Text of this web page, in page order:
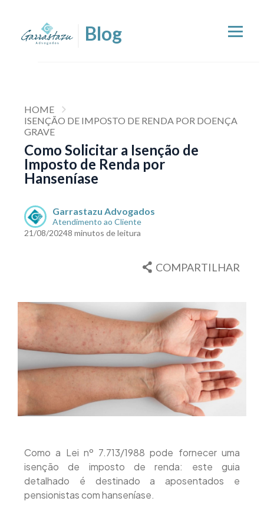
HOME
ISENÇÃO DE IMPOSTO DE RENDA POR DOENÇA
GRAVE
Como Solicitar a Isenção de
Imposto de Renda por
Hanseníase
Garrastazu Advogados
Atendimento ao Cliente
21/08/20248 minutos de leitura
COMPARTILHAR
Como a Lei nº 7.713/1988 pode fornecer uma
isenção de imposto de renda: este guia
detalhado é destinado a aposentados e
pensionistas com hanseníase.